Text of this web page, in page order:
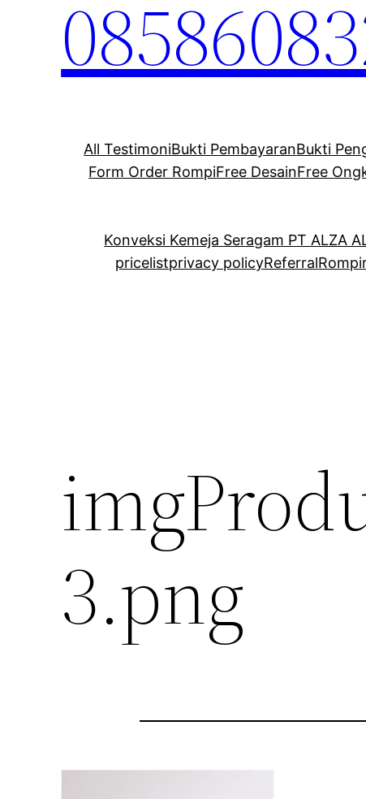
All TestimoniBukti PembayaranBukti
Form Order RompiFree DesainFree
Konveksi Kemeja Seragam PT ALZA
pricelistprivacy policyReferralRompi
3.png